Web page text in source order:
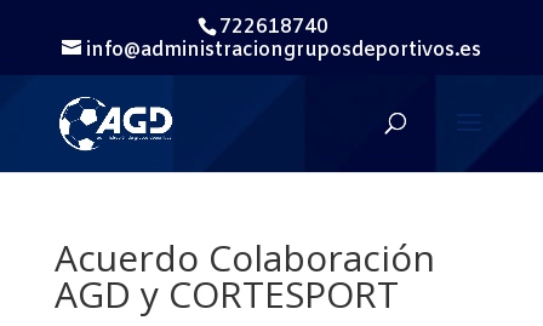
722618740
info@administraciongruposdeportivos.es
Acuerdo Colaboración
AGD y CORTESPORT